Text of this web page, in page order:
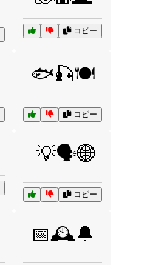
コピー
🐟🎣🍽️
コピー
💡🗣️🌐
コピー
📅🕰️🔔